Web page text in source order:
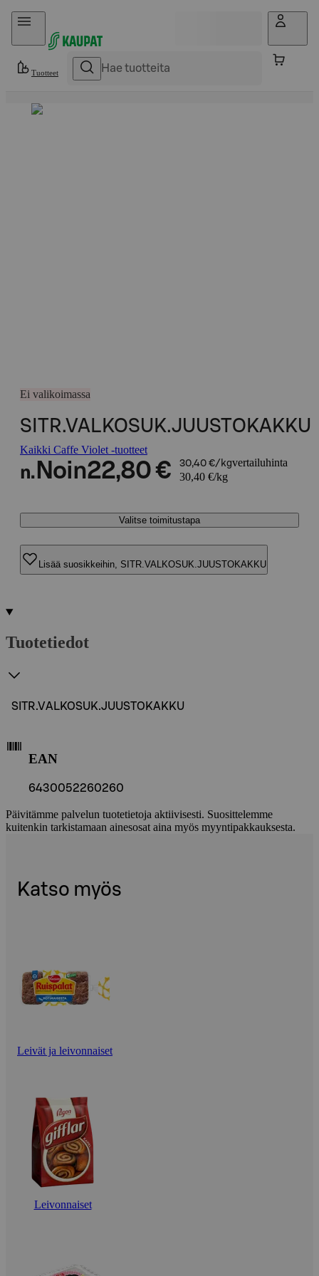
Hyppää sisältöön
Tuotteet
Ei valikoimassa
SITR.VALKOSUK.JUUSTOKAKKU
Kaikki Caffe Violet -tuotteet
n. Noin22,80 € 30,40 €/kgvertailuhinta
30,40 €/kg
Valitse toimitustapa
Lisää suosikkeihin, SITR.VALKOSUK.JUUSTOKAKKU
Tuotetiedot
SITR.VALKOSUK.JUUSTOKAKKU
EAN
6430052260260
Päivitämme palvelun tuotetietoja aktiivisesti. Suosittelemme
kuitenkin tarkistamaan ainesosat aina myös myyntipakkauksesta.
Katso myös
Leivät ja leivonnaiset
Leivonnaiset